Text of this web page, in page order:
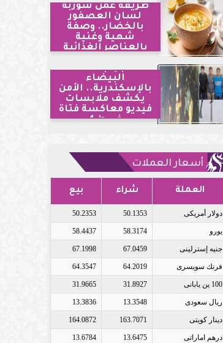
طريقة عمل شوربة
لسان العصفور
بالخضار.. وصفة
شهية وغنية
بالعناصر الغذائية
مشاجرة بالأسلحة
البيضاء
بالإسكندرية.. الأمن
يكشف ملابسات
فيديو معاكسة فتاة
ويضبط 4...
أسعار العملات
العملة شراء بيع
دولار أمريكى 50.1353
50.2353
يورو 58.3174
58.4437
جنيه إسترلينى 67.0459
67.1998
فرنك سويسرى 64.2019
64.3547
100 ين يابانى 31.8927
31.9665
ريال سعودى 13.3548
13.3836
دينار كويتى 163.7071
164.0872
درهم اماراتى 13.6475
13.6784